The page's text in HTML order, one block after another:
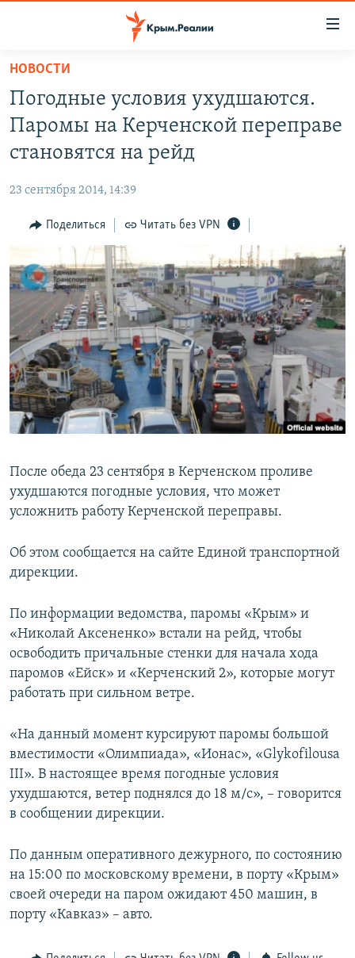
Вернуться
основному
содержанию
Вернутся
главной
навигации
Вернутся
поиску
СПЕЦПРОЕКТЫ
11 ЛЕТ ОККУПАЦИИ КРЫМА. 11 ИСТОРИЙ СОПРОТИВЛЕНИЯ
ВОДА
ЕЩЕ
ИНТЕРАКТИВ
ИНФОГРАФИКА
ТЕЛЕПРОЕКТ КРЫМ.РЕАЛИИ
СОВЕТЫ ПРАВОЗАЩИТНИКОВ
ПРОПАВШИЕ БЕЗ ВЕСТИ
ПОБЕДИТЕЛЕЙ НЕ СУДЯТ?
КРЫМ.НЕПОКОРЕННЫЙ
ELIFBE
РАДІО СВОБОДА
КАК ОБОЙТИ БЛОКИРОВКУ
Українською
Qırımtatar
ПРИСОЕДИНЯЙТЕСЬ!
Все сайты RFE/RL
НОВОСТИ
Погодные условия ухудшаются.
Паромы на Керченской переправе
становятся на рейд
23 сентября 2014, 14:39
Поделиться Читать без VPN
После обеда 23 сентября в Керченском проливе
ухудшаются погодные условия, что может
усложнить работу Керченской переправы.
Об этом сообщается на сайте Единой транспортной
дирекции.
По информации ведомства, паромы «Крым» и
«Николай Аксененко» встали на рейд, чтобы
освободить причальные стенки для начала хода
паромов «Ейск» и «Керченский 2», которые могут
работать при сильном ветре.
«На данный момент курсируют паромы большой
вместимости «Олимпиада», «Ионас», «Glykofilousa
III». В настоящее время погодные условия
ухудшаются, ветер поднялся до 18 м/с», – говорится
в сообщении дирекции.
По данным оперативного дежурного, по состоянию
на 15:00 по московскому времени, в порту «Крым»
своей очереди на паром ожидают 450 машин, в
порту «Кавказ» – авто.